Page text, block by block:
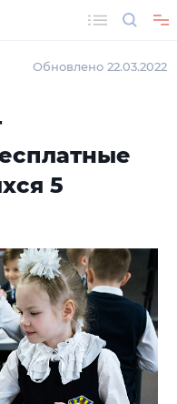
Обновлено 22.03.2022
5